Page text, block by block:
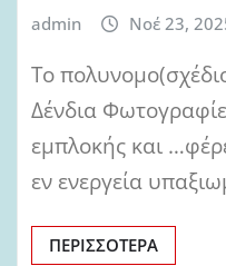
admin Νοέ 23,
Το
Δένδια
εμπλοκής και
εν ενεργεία
ΠΕΡΙΣΣΌΤΕΡΑ